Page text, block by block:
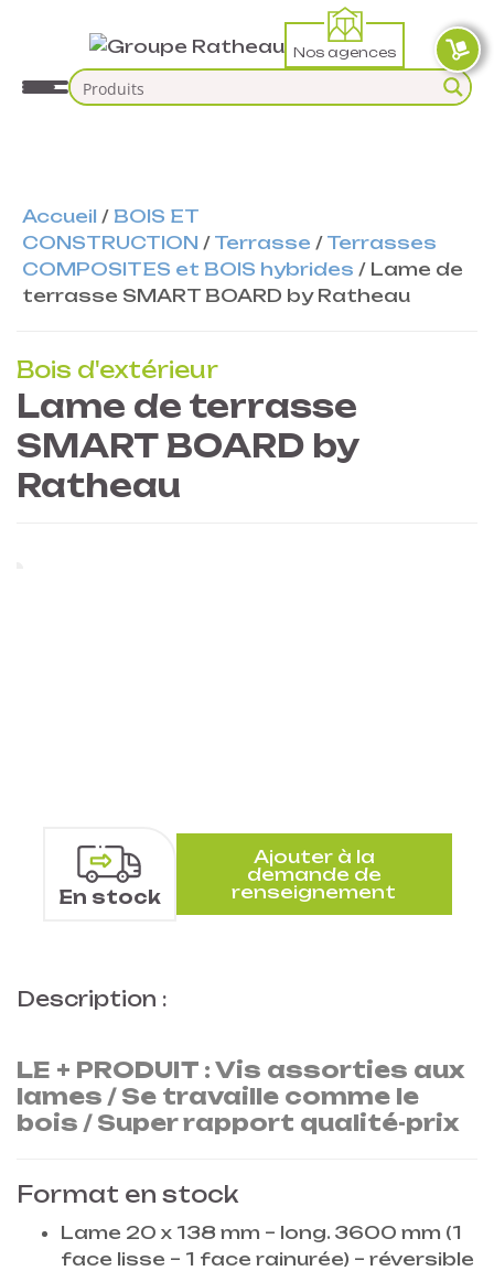
Nos agences
Accueil / BOIS ET
CONSTRUCTION / Terrasse / Terrasses
COMPOSITES et BOIS hybrides / Lame de
terrasse SMART BOARD by Ratheau
Bois d'extérieur
Lame de terrasse
SMART BOARD by
Ratheau
En stock
Ajouter à la
demande de
renseignement
Description :
LE + PRODUIT : Vis assorties aux
lames / Se travaille comme le
bois / Super rapport qualité-prix
Format en stock
Lame 20 x 138 mm – long. 3600 mm (1
face lisse – 1 face rainurée) – réversible